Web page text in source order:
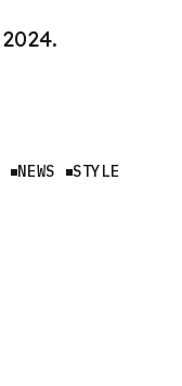
NEWS STYLE